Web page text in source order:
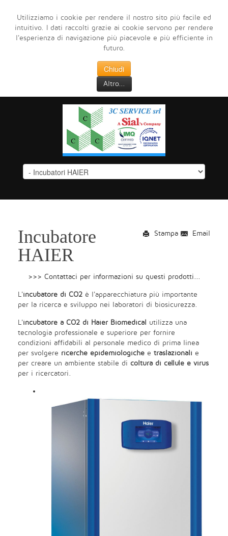
Utilizziamo i cookie per rendere il nostro sito più facile ed
intuitivo. I dati raccolti grazie ai cookie servono per rendere
l'esperienza di navigazione più piacevole e più efficiente in
futuro.
Chiudi
Altro...
Email
Stampa
Incubatore
HAIER
>>> Contattaci per informazioni su questi prodotti...
L'incubatore di CO2 è l'apparecchiatura più importante
per la ricerca e sviluppo nei laboratori di biosicurezza.
L'incubatore a CO2 di Haier Biomedical utilizza una
tecnologia professionale e superiore per fornire
condizioni affidabili al personale medico di prima linea
per svolgere ricerche epidemiologiche e traslazionali e
per creare un ambiente stabile di coltura di cellule e virus
per i ricercatori.